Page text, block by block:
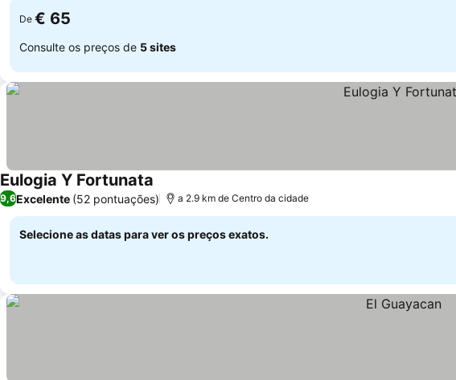
De € 65
Consulte os preços de 5 sites
Eulogia Y Fortunata
9,6Excelente (52 pontuações) a 2.9 km de Centro da cidade
Selecione as datas para ver os preços exatos.